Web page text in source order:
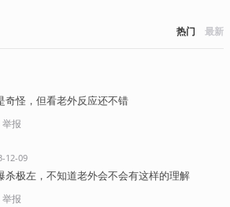
热门 最新
奇怪，但看老外反应还不错
举报
12-09
杀极左，不知道老外会不会有这样的理解
举报